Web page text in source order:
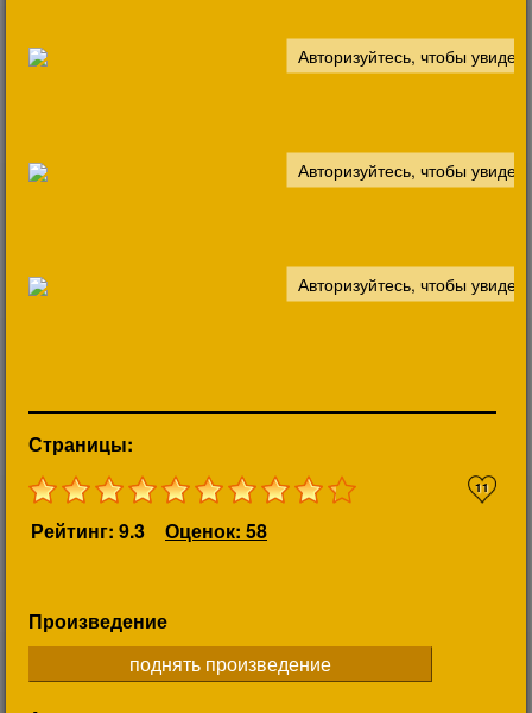
Страницы:
11
Рейтинг: 9.3 Оценок: 58
Произведение
поднять произведение